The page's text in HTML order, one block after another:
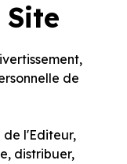
de
de l'Editeur,
distribuer,